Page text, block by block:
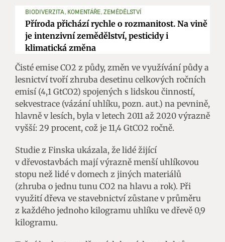
BIODIVERZITA, KOMENTÁŘE, ZEMĚDĚLSTVÍ
Příroda přichází rychle o rozmanitost. Na vině
je intenzivní zemědělství, pesticidy i
klimatická změna
Čisté emise CO2 z půdy, změn ve využívání půdy a
lesnictví tvoří zhruba desetinu celkových ročních
emisí (4,1 GtCO2) spojených s lidskou činností,
sekvestrace (vázání uhlíku, pozn. aut.) na pevnině,
hlavně v lesích, byla v letech 2011 až 2020 výrazně
vyšší: 29 procent, což je 11,4 GtCO2 ročně.
Studie z Finska ukázala, že lidé žijící
v dřevostavbách mají výrazně menší uhlíkovou
stopu než lidé v domech z jiných materiálů
(zhruba o jednu tunu CO2 na hlavu a rok). Při
využití dřeva ve stavebnictví zůstane v průměru
z každého jednoho kilogramu uhlíku ve dřevě 0,9
kilogramu.